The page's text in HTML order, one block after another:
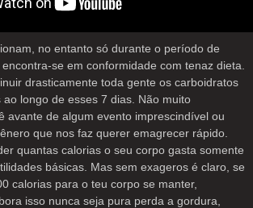
no entanto só durante o período de
se em conformidade com tenaz dieta.
drasticamente toda gente os carboidratos
longo de esses 7 dias. Não muito
avante de algum evento imprescindível ou
que nos faz querer emagrecer rápido.
quantas calorias o seu corpo gasta somente
básicas. Mas sem exageros é claro, se
calorias para o teu corpo se manter,
isso nunca seja pura perda a gordura,